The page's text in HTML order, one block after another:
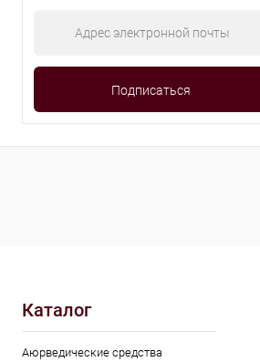
Каталог
Аюрведические средства